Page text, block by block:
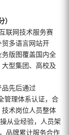
联网技术服务赛
多语言网站开
版图覆盖国内全
型集团、高校及
先后通过
管理体系认证，合
术岗位人员整体
从业经验，人员架
品牌累计服务合作